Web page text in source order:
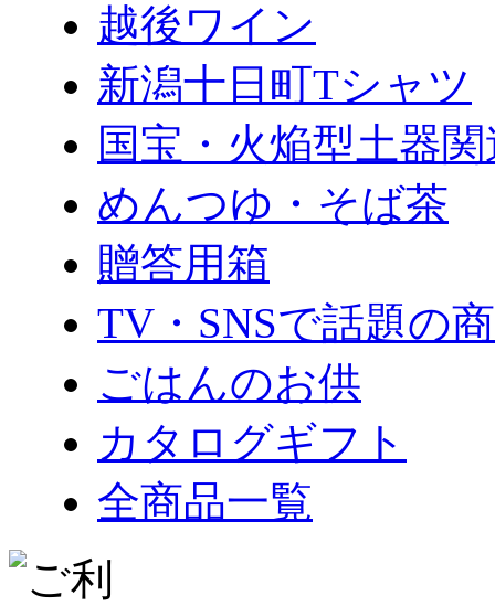
越後ワイン
新潟十日町Tシャツ
国宝・火焔型土器
めんつゆ・そば茶
贈答用箱
TV・SNSで話題の
ごはんのお供
カタログギフト
全商品一覧